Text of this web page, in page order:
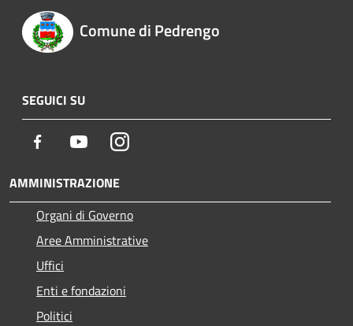
Comune di Pedrengo
SEGUICI SU
Facebook YoutubeInstagram
AMMINISTRAZIONE
Organi di Governo
Aree Amministrative
Uffici
Enti e fondazioni
Politici